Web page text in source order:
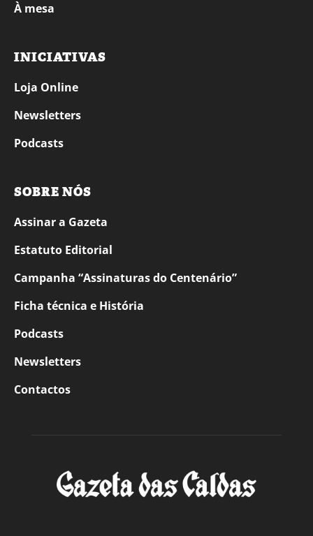
À mesa
INICIATIVAS
Loja Online
Newsletters
Podcasts
SOBRE NÓS
Assinar a Gazeta
Estatuto Editorial
Campanha “Assinaturas do Centenário”
Ficha técnica e História
Podcasts
Newsletters
Contactos